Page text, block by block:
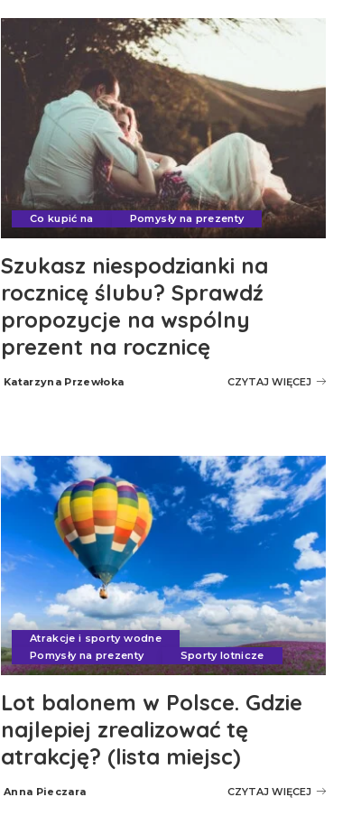
Co kupić na Pomysły na prezenty
Szukasz niespodzianki na
rocznicę ślubu? Sprawdź
propozycje na wspólny
prezent na rocznicę
Posted
Katarzyna Przewłoka CZYTAJ WIĘCEJ
Atrakcje i sporty wodne
Pomysły na prezenty
Sporty lotnicze
Lot balonem w Polsce. Gdzie
najlepiej zrealizować tę
atrakcję? (lista miejsc)
Posted
Anna Pieczara CZYTAJ WIĘCEJ